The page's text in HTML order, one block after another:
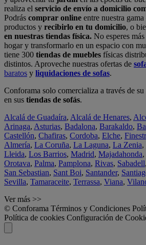
realiza el servicio de envío a domicilio
Podrás comprar online entre nuestra
productos y recibirlo en tu domicilio, o
en nuestras tiendas física. No esperes
hogar y transformarlo en un espacio con
tiene 300 tiendas de muebles físicas
distintos. Aproveche nuestras ofertas de
baratos y liquidaciones de sofas.
Conforama solo comercializa a través de
en sus tiendas de sofás.
Alcalá de Guadaíra, Alcalá de Henares,
Arinaga, Asturias, Badalona, Barakaldo,
Castellón, Chafiras, Cordoba, Elche,
Almería, La Coruña, La Laguna, La Zenia,
Lleida, Los Barrios, Madrid, Majadahonda,
Orotava, Palma, Pamplona, Rivas, Sabadell,
San Sebastian, Sant Boi, Santander,
Sevilla, Tamaraceite, Terrassa, Viana,
Ver más >>
© Conforama Términos y Condiciones
Política de cookies Configuración de